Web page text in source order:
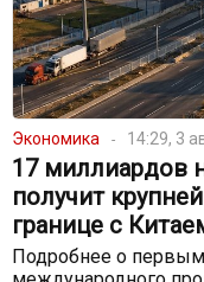
Экономика 14:29, 3
17 миллиардов
получит
границе с
Подробнее о первым